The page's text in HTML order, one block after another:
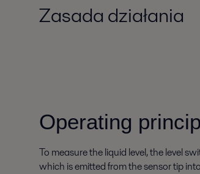
Zasada działania
Operating
To measure the liquid level, the level
which is emitted from the sensor tip